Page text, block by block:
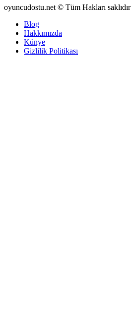
oyuncudostu.net © Tüm Hakları saklıdır
Blog
Hakkımızda
Künye
Gizlilik Politikası